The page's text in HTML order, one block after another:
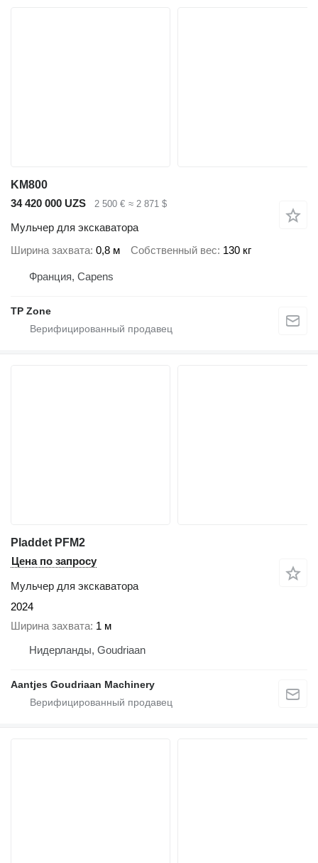
KM800
34 420 000 UZS
2 500 € ≈ 2 871 $
Мульчер для экскаватора
Ширина захвата 0,8 м Собственный вес 130 кг
Франция, Capens
TP Zone
Pladdet PFM2
Цена по запросу
Мульчер для экскаватора
2024
Ширина захвата 1 м
Нидерланды, Goudriaan
Aantjes Goudriaan Machinery